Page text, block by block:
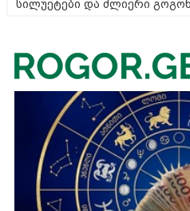
სილუეტები და ძლიერი